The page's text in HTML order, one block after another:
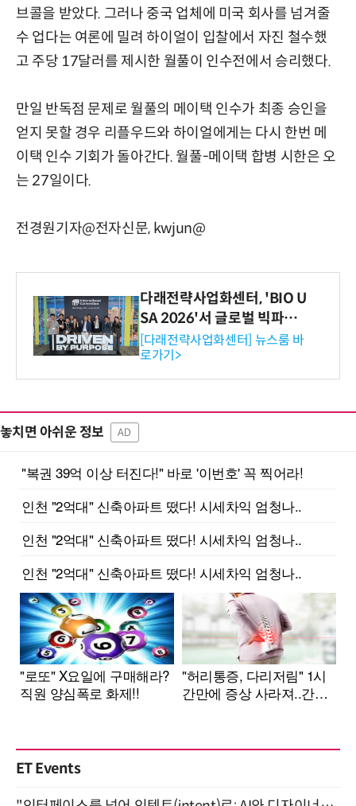
브콜을 받았다. 그러나 중국 업체에 미국 회사를 넘겨줄
수 업다는 여론에 밀려 하이얼이 입찰에서 자진 철수했
고 주당 17달러를 제시한 월풀이 인수전에서 승리했다.
만일 반독점 문제로 월풀의 메이택 인수가 최종 승인을
얻지 못할 경우 리플우드와 하이얼에게는 다시 한번 메
이택 인수 기회가 돌아간다. 월풀-메이택 합병 시한은 오
는 27일이다.
전경원기자@전자신문, kwjun@
다래전략사업화센터, 'BIO U
SA 2026'서 글로벌 빅파마
와의 비즈니스 미팅 지원…K
-바이오 해외 진출 교두보 확
보
[다래전략사업화센터] 뉴스룸 바
로가기>
놓치면 아쉬운 정보 AD
ET Events